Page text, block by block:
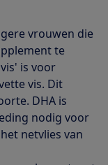
vrouwen die
te
is voor
vis. Dit
DHA is
nodig voor
netvlies van